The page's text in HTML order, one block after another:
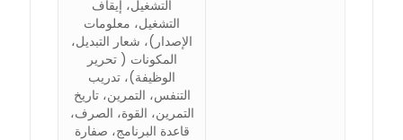
التشغيل، إيقاف
التشغيل، معلومات
الإصدار)، شعار التبديل،
المكونات ( تحرير
الوظيفة)، تدريب
التنفس، التمرين، تاريخ
التمرين، القوة، الصرف،
قاعدة البرنامج، صفارة